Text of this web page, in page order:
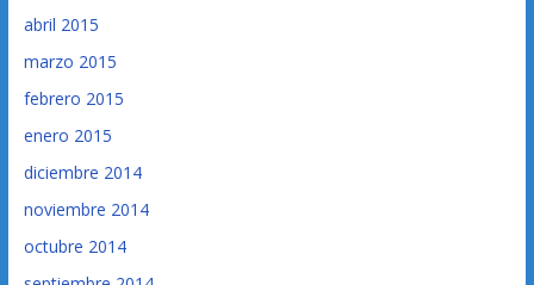
abril 2015
marzo 2015
febrero 2015
enero 2015
diciembre 2014
noviembre 2014
octubre 2014